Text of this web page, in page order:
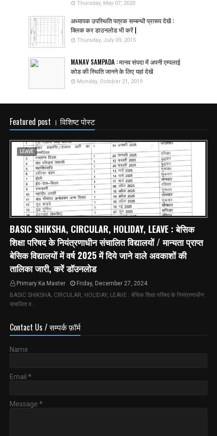
Thursday, May 07, 2020
अध्यापक उपस्थिति पत्रक सम्बन्धी प्रारूप देखें :
क्लिक कर डाउनलोड भी करें |
Thursday, July 09, 2015
MANAV SAMPADA : मानव संपदा में अपनी एम्पलाई
कोड की स्थिति जानने के लिए यहां देखें
Monday, October 21, 2019
Featured post । विशिष्ट पोस्ट
LEAVE
BASIC SHIKSHA, CIRCULAR, HOLIDAY, LEAVE : बेसिक
शिक्षा परिषद के नियंत्रणाधीन संचालित विद्यालयों / मान्यता प्राप्त
बेसिक विद्यालयों में वर्ष 2025 में दिये जाने वाले अवकाशों की
तालिका जारी, करें डॉउनलोड
Primary Ka Master
Friday, December 27, 2024
BASIC SHIKSHA, CIRCULAR, HOLIDAY, LEAVE : बेसिक शिक्षा परिषद के नियंत्रणाधीन
संचालित व…
Contact Us / सम्पर्क फ़ॉर्म
Name
Email *
Message *